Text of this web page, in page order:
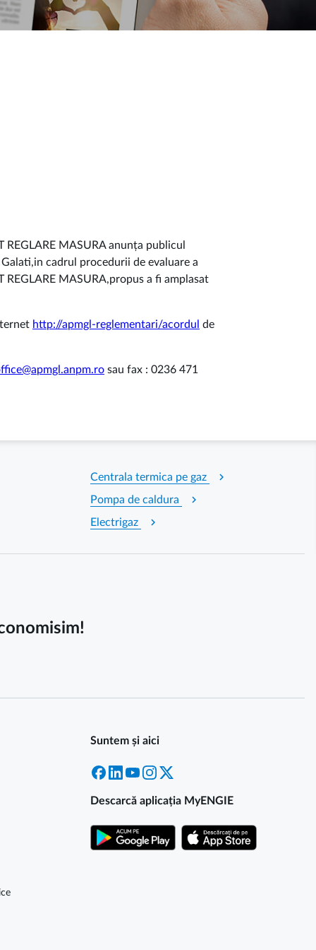
MASURA anunța publicul
cadrul procedurii de evaluare a
MASURA,propus a fi amplasat
http://apmgl-reglementari/acordul de
sau fax : 0236 471
Centrala termica pe gaz chevron_right
Pompa de caldura chevron_right
Electrigaz chevron_right
Suntem și aici
Facebook
LinkedInYouTubeInstagram
Descarcă aplicația MyENGIE